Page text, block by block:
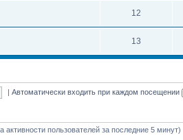
12
13
|Автоматически входить при каждом посещении
активности пользователей за последние 5 минут)